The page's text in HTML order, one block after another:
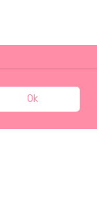
A PROPOS
Ok